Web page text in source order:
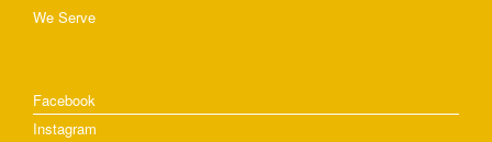
We Serve
Facebook
Instagram